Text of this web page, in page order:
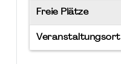
Freie Plätze
Veranstaltungsort